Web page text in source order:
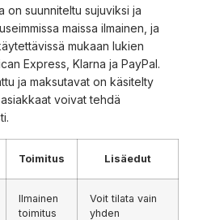
on suunniteltu sujuviksi ja
maissa ilmainen, ja
mukaan lukien
Express, Klarna ja PayPal.
ja maksutavat on käsitelty
voivat tehdä
Toimitus Lisäedut
Ilmainen
toimitus
Voit tilata vain
yhden